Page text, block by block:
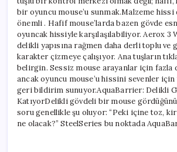
bir oyuncu mouse’u sunmak.Malzeme hissi
önemli . Hafif mouse’larda bazen gövde
oyuncak hissiyle karşılaşılabiliyor. Aerox 3
delikli yapısına rağmen daha derli toplu ve
karakter çizmeye çalışıyor. Ana tuşların
belirgin. Sessiz mouse arayanlar için fazla
ancak oyuncu mouse’u hissini sevenler
geri bildirim sunuyor.AquaBarrier: Delikli
KatıyorDelikli gövdeli bir mouse
soru genellikle şu oluyor: “Peki içine toz, kir
ne olacak?” SteelSeries bu noktada